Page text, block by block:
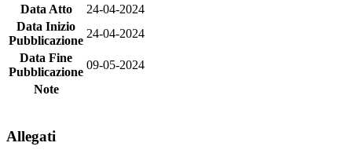
Data Atto
24-04-2024
Data Inizio
Pubblicazione
24-04-2024
Data Fine
Pubblicazione
09-05-2024
Note
Allegati